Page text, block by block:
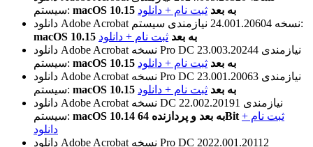
سیستم:
macOS 10.15 به بعد ثبت نام + دانلود
دانلود Adobe Acrobat
نسخه 24.001.20604نیازمندی سیستم:
macOS 10.15 به بعد ثبت نام + دانلود
دانلود Adobe Acrobat
نسخه Pro DC 23.003.20244 نیازمندی
سیستم:
macOS 10.15 به بعد ثبت نام + دانلود
دانلود Adobe Acrobat
نسخه Pro DC 23.001.20063 نیازمندی
سیستم:
macOS 10.15 به بعد ثبت نام + دانلود
دانلود Adobe Acrobat
نسخه DC 22.002.20191 نیازمندی
سیستم:
macOS 10.14 به بعد و پردازنده 64Bit ثبت نام +
دانلود
دانلود Adobe Acrobat
نسخه Pro DC 2022.001.20112